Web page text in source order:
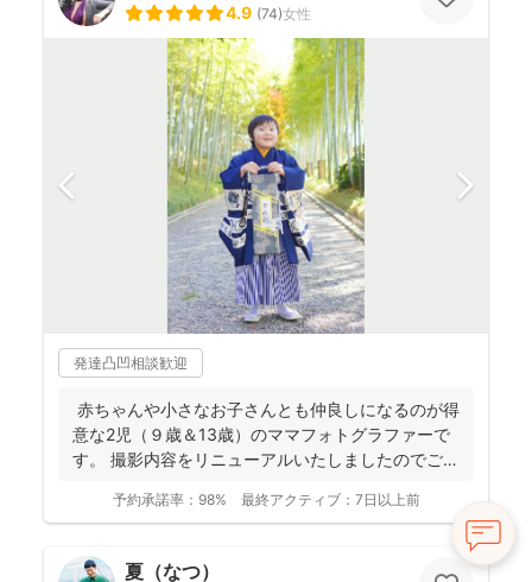
4.9 (74)女性
発達凸凹相談歓迎
赤ちゃんや小さなお子さんとも仲良しになるのが得
意な2児（９歳＆13歳）のママフォトグラファーで
す。 撮影内容をリニューアルいたしましたのでご案
予約承諾率： 98% 最終アクティブ： 7日以上前
夏（なつ）